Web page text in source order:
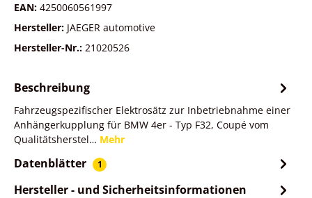
EAN: 4250060561997
Hersteller: JAEGER automotive
Hersteller-Nr.: 21020526
Beschreibung
Fahrzeugspezifischer Elektrosätz zur Inbetriebnahme einer
Anhängerkupplung für BMW 4er - Typ F32, Coupé vom
Qualitätsherstel… Mehr
Datenblätter 1
Hersteller - und Sicherheitsinformationen